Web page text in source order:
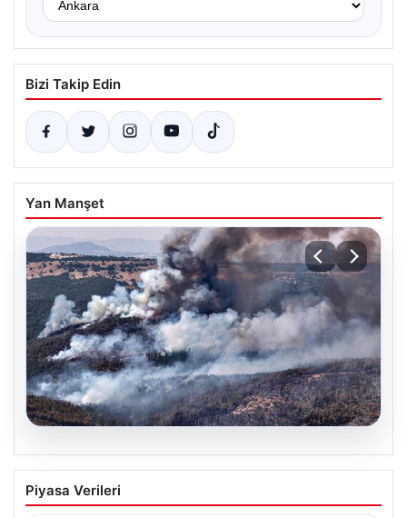
Bizi Takip Edin
Yan Manşet
09.08.2026
Orman Yangınlarına Karşı Sıkı Takip ve
Adli Süreçler Artırıldı
Piyasa Verileri